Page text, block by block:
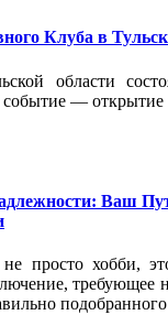
Клуба в
области
— открытие
Ваш
просто хобби,
требующее